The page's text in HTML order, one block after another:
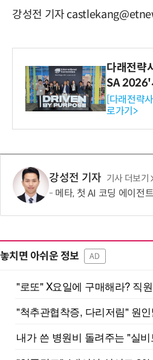
강성전 기자
다래전략
SA 2026'
와의 비
-바이오
보
[다래전략
로가기>
강성전 기자 기사 더보기
메타, 첫 AI 코딩 에이전
놓치면 아쉬운 정보 AD